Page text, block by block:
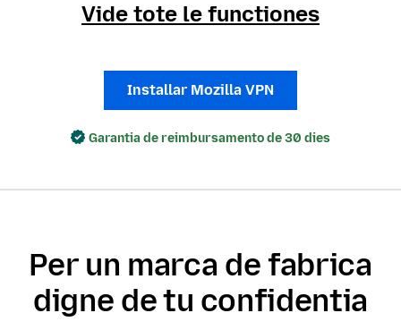
Vide tote le functiones
Installar Mozilla VPN
Garantia de reimbursamento de 30 dies
Per un marca de fabrica
digne de tu confidentia